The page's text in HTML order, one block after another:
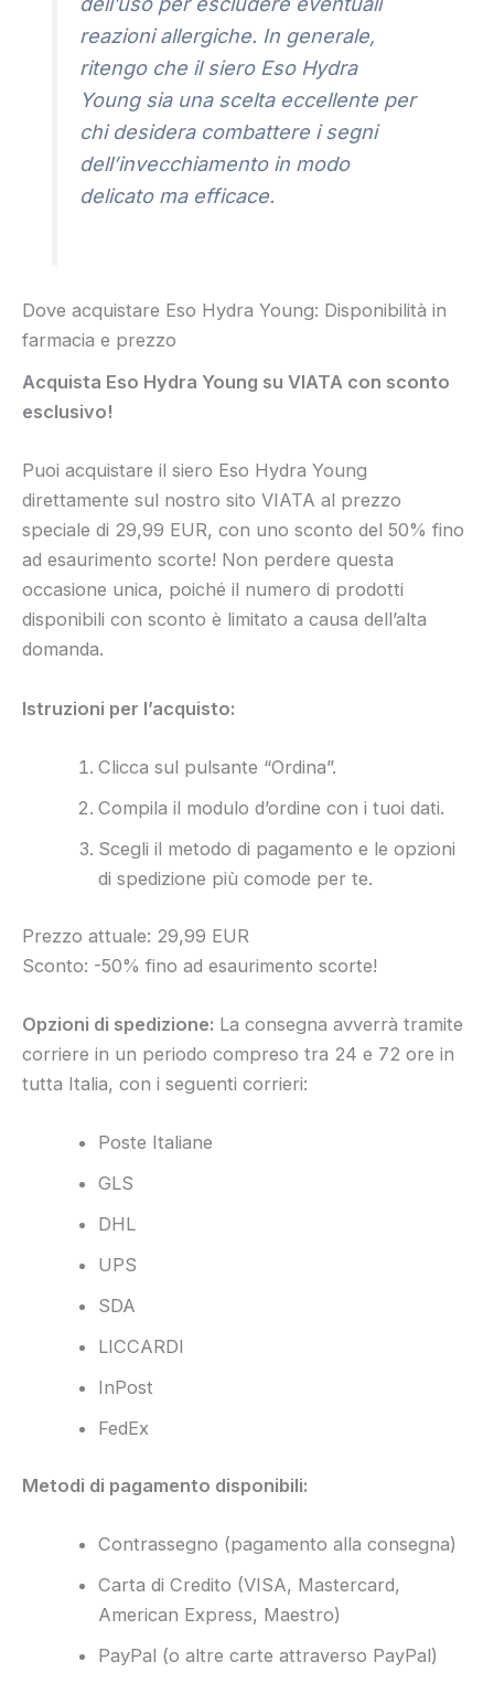
reazioni allergiche. In generale,
ritengo che il siero Eso Hydra
Young sia una scelta eccellente per
chi desidera combattere i segni
dell’invecchiamento in modo
delicato ma efficace.
Dove acquistare Eso Hydra Young: Disponibilità in
farmacia e prezzo
Acquista Eso Hydra Young su VIATA con sconto
esclusivo!
Puoi acquistare il siero Eso Hydra Young
direttamente sul nostro sito VIATA al prezzo
speciale di 29,99 EUR, con uno sconto del 50% fino
ad esaurimento scorte! Non perdere questa
occasione unica, poiché il numero di prodotti
disponibili con sconto è limitato a causa dell’alta
domanda.
Istruzioni per l’acquisto:
Clicca sul pulsante “Ordina”.
Compila il modulo d’ordine con i tuoi dati.
Scegli il metodo di pagamento e le opzioni
di spedizione più comode per te.
Prezzo attuale: 29,99 EUR
Sconto: -50% fino ad esaurimento scorte!
Opzioni di spedizione: La consegna avverrà tramite
corriere in un periodo compreso tra 24 e 72 ore in
tutta Italia, con i seguenti corrieri:
Poste Italiane
GLS
DHL
UPS
SDA
LICCARDI
InPost
FedEx
Metodi di pagamento disponibili:
Contrassegno (pagamento alla consegna)
Carta di Credito (VISA, Mastercard,
American Express, Maestro)
PayPal (o altre carte attraverso PayPal)